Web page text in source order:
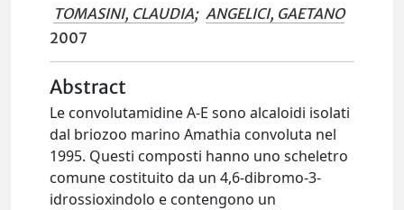
TOMASINI, CLAUDIA; ANGELICI, GAETANO
2007
Abstract
Le convolutamidine A-E sono alcaloidi isolati
dal briozoo marino Amathia convoluta nel
1995. Questi composti hanno uno scheletro
comune costituito da un 4,6-dibromo-3-
idrossioxindolo e contengono un